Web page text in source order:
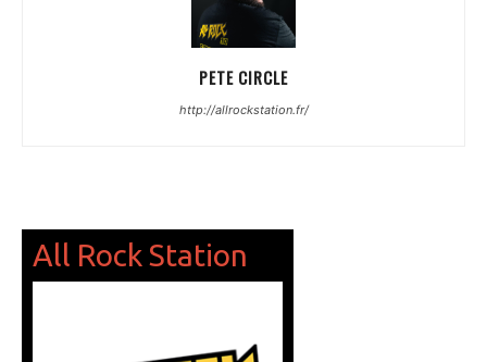
PETE CIRCLE
http://allrockstation.fr/